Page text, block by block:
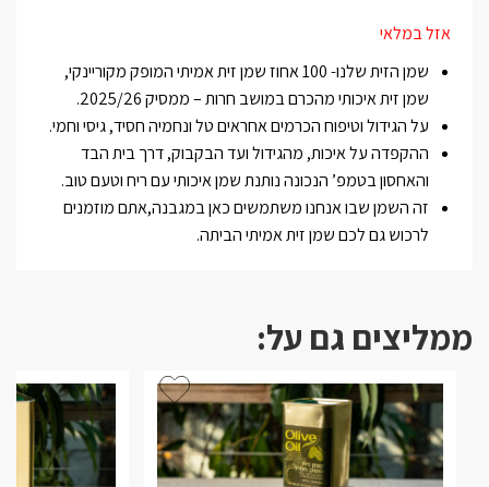
אזל במלאי
שמן הזית שלנו- 100 אחוז שמן זית אמיתי המופק מקוריינקי,
שמן זית איכותי מהכרם במושב חרות – ממסיק 2025/26.
על הגידול וטיפוח הכרמים אחראים טל ונחמיה חסיד, גיסי וחמי.
ההקפדה על איכות, מהגידול ועד הבקבוק, דרך בית הבד
והאחסון בטמפ’ הנכונה נותנת שמן איכותי עם ריח וטעם טוב.
זה השמן שבו אנחנו משתמשים כאן במגבנה,אתם מוזמנים
לרכוש גם לכם שמן זית אמיתי הביתה.
ממליצים גם על: